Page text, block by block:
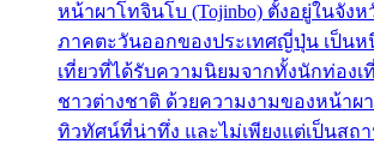
หน้าผาโทจินโบ (Tojinbo) ตั้งอยู่ในจังห
ภาคตะวันออกของประเทศญี่ปุ่น เป็น
เที่ยวที่ได้รับความนิยมจากทั้งนักท่อง
ชาวต่างชาติ ด้วยความงามของหน้าผ
ทิวทัศน์ที่น่าทึ่ง และไม่เพียงแต่เป็นสถ